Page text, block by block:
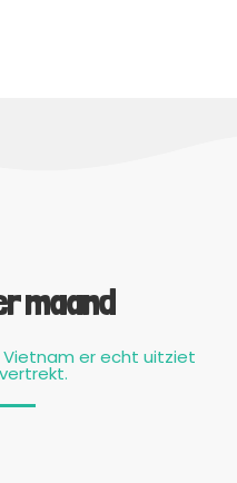
maand
er echt uitziet